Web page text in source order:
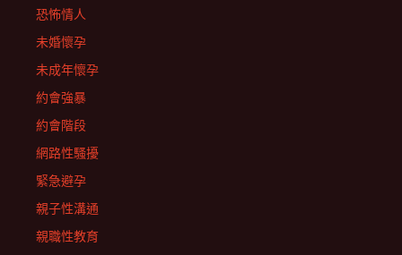
恐怖情人
未婚懷孕
未成年懷孕
約會強暴
約會階段
網路性騷擾
緊急避孕
親子性溝通
親職性教育